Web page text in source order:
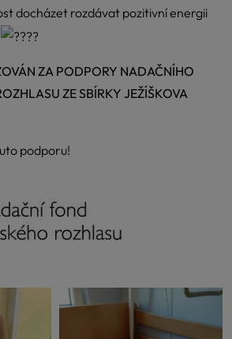
docházet rozdávat pozitivní energii
ZA PODPORY NADAČNÍHO
ZE SBÍRKY JEŽÍŠKOVA
podporu!